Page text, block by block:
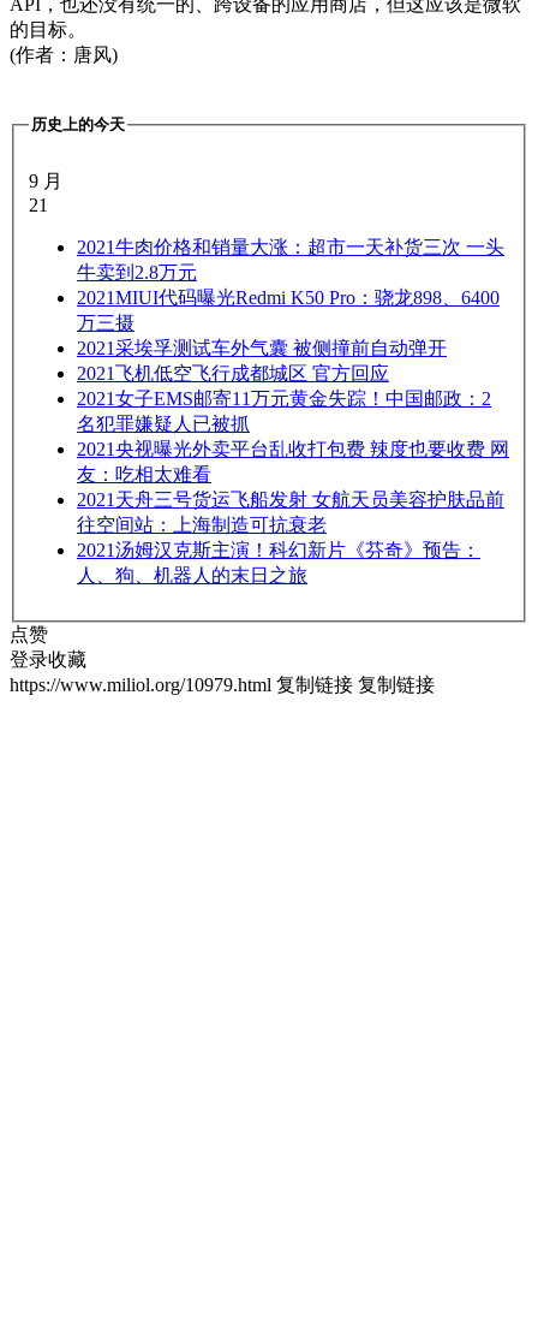
API，也还没有统一的、跨设备的应用商店，但这应该是微软
的目标。
(作者：唐风)
历史上的今天
9 月
21
2021牛肉价格和销量大涨：超市一天补货三次 一头
牛卖到2.8万元
2021MIUI代码曝光Redmi K50 Pro：骁龙898、6400
万三摄
2021采埃孚测试车外气囊 被侧撞前自动弹开
2021飞机低空飞行成都城区 官方回应
2021女子EMS邮寄11万元黄金失踪！中国邮政：2
名犯罪嫌疑人已被抓
2021央视曝光外卖平台乱收打包费 辣度也要收费 网
友：吃相太难看
2021 天舟三号货运飞船发射 女航天员美容护肤品前
往空间站：上海制造可抗衰老
2021汤姆汉克斯主演！科幻新片《芬奇》预告：
人、狗、机器人的末日之旅
点赞
登录收藏
https://www.miliol.org/10979.html 复制链接 复制链接